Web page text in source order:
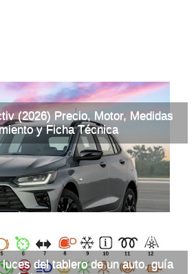
(2026) Precio, Motor, Medidas
y Ficha Técnica
del tablero de un auto, guía